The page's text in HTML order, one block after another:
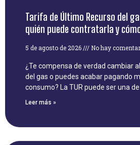
Tarifa de Último Recurso del
quién puede contratarla y
5 de agosto de 2026 No hay
¿Te compensa de verdad cambiar
del gas o puedes acabar pagando
consumo? La TUR puede ser una
Leer más »